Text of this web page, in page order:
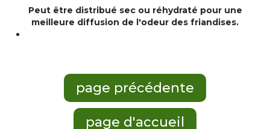
Peut être distribué sec ou réhydraté pour une
meilleure diffusion de l'odeur des friandises.